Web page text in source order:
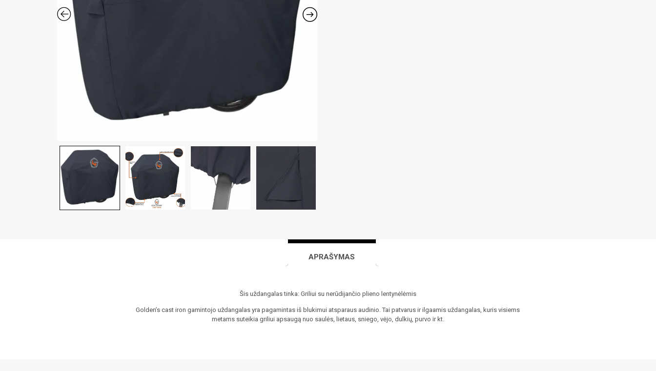
APRAŠYMAS
Šis uždangalas tinka: Griliui su nerūdijančio plieno lentynėlėmis
Golden’s cast iron gamintojo uždangalas yra pagamintas iš blukimui atsparaus audinio. Tai patvarus ir ilgaamis uždangalas, kuris visiems
metams suteikia griliui apsaugą nuo saulės, lietaus, sniego, vėjo, dulkių, purvo ir kt.